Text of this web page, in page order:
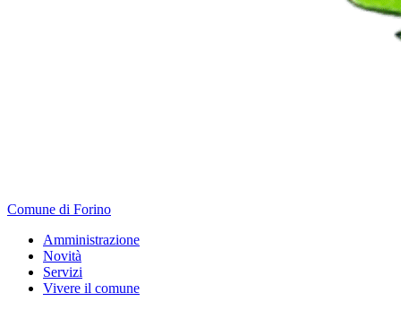
Comune di Forino
Amministrazione
Novità
Servizi
Vivere il comune